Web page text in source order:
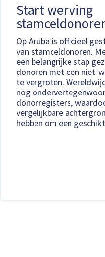
Start werving
Op Aruba is officieel
van stamceldonoren.
een belangrijke stap
donoren met een niet-
te vergroten.
nog
donorregisters,
vergelijkbare
hebben om een